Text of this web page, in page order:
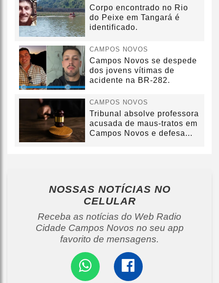
Corpo encontrado no Rio
do Peixe em Tangará é
identificado.
CAMPOS NOVOS
Campos Novos se despede
dos jovens vítimas de
acidente na BR-282.
CAMPOS NOVOS
Tribunal absolve professora
acusada de maus-tratos em
Campos Novos e defesa...
NOSSAS NOTÍCIAS NO
CELULAR
Receba as notícias do Web Radio
Cidade Campos Novos no seu app
favorito de mensagens.